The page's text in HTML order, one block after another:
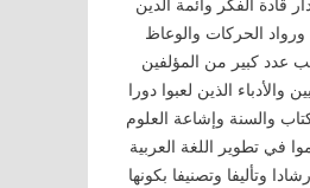
قادة الفكر وأئمة الدين
الحركات والوعاظ
عدد كبير من المؤلفين
والأدباء الذين لعبوا دورا
والسنة وإشاعة العلوم
في تطوير اللغة العربية
وتأليفا وتصنيفا بكونها